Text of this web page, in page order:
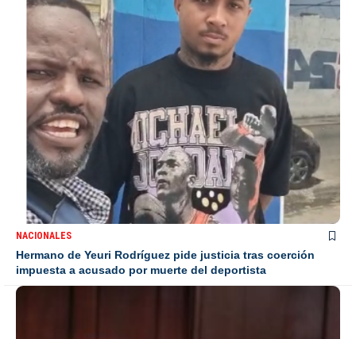
NACIONALES
Hermano de Yeuri Rodríguez pide justicia tras coerción
impuesta a acusado por muerte del deportista